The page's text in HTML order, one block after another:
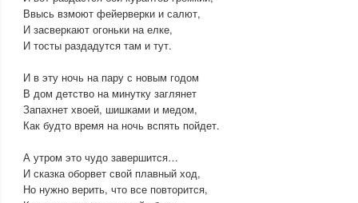
Ввысь взмоют фейерверки и салют,
И засверкают огоньки на елке,
И тосты раздадутся там и тут.
И в эту ночь на пару с новым годом
В дом детство на минутку заглянет
Запахнет хвоей, шишками и медом,
Как будто время на ночь вспять пойдет.
А утром это чудо завершится…
И сказка оборвет свой плавный ход,
Но нужно верить, что все повторится,